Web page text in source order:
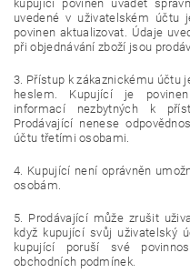
kupující povinen uvádět
uvedené v uživatelském účtu
povinen aktualizovat. Údaje
při objednávání zboží jsou
3. Přístup k zákaznickému účtu
heslem. Kupující je
informací nezbytných k
Prodávající nenese
účtu třetími osobami.
4. Kupující není oprávněn
osobám.
5. Prodávající může zrušit
když kupující svůj uživatelský
kupující poruší své
obchodních podmínek.